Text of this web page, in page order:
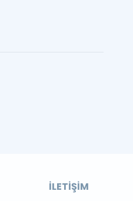
İLETIŞIM